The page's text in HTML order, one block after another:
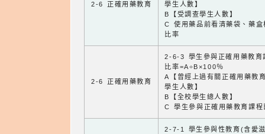
2-6 正確用藥教育
學生人數】
B【受調查學生人數】
C 使用藥品前看清藥袋、藥盒
比率
2-6 正確用藥教育
2-6-3 學生參與正確用藥教育
比率=A÷B×100％
A【曾經上過有關正確用藥教
學生人數】
B【全校學生總人數】
C 學生參與正確用藥教育課程
2-7-1 學生參與性教育(含愛